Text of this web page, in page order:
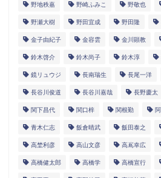
野地秩嘉 野崎ふみこ 野敬也
野瀬大樹 野田宜成 野田隆
金子由紀子 金容雲 金川顕教
鈴木啓介 鈴木尚子 鈴木淳
鏡リュウジ 長南瑞生 長尾一洋
長谷川俊道 長谷川嘉哉 長野慶太
関下昌代 関口梓 関根勤
青木仁志 飯倉晴武 飯田泰之
高埜利彦 高山文彦 高嶌幸広
高橋健太郎 高橋学 高橋宣行